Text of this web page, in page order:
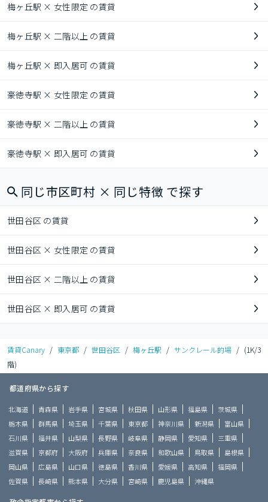
梅ヶ丘駅 × 女性限定 の賃貸
梅ヶ丘駅 × 二階以上 の賃貸
梅ヶ丘駅 × 即入居可 の賃貸
豪徳寺駅 × 女性限定 の賃貸
豪徳寺駅 × 二階以上 の賃貸
豪徳寺駅 × 即入居可 の賃貸
同じ市区町村 × 同じ特徴 で探す
世田谷区 の賃貸
世田谷区 × 女性限定 の賃貸
世田谷区 × 二階以上 の賃貸
世田谷区 × 即入居可 の賃貸
賃貸Canary / 東京都 / 世田谷区 / 梅ヶ丘駅 / サンクレール的場 / (1K/3
階)
都道府県から探す
北海道 青森県 岩手県 宮城県 秋田県 山形県 福島県
茨城県
栃木県
群馬県 埼玉県 千葉県 東京都 神奈川県 新潟県
富山県
石川県
福井県 山梨県 長野県 岐阜県 静岡県 愛知県
三重県
滋賀県
京都府 大阪府 兵庫県 奈良県 和歌山県 鳥取県
島根県
岡山県
広島県 山口県 徳島県 香川県 愛媛県 高知県
福岡県
佐賀県
長崎県 熊本県 大分県 宮崎県 鹿児島県 沖縄県